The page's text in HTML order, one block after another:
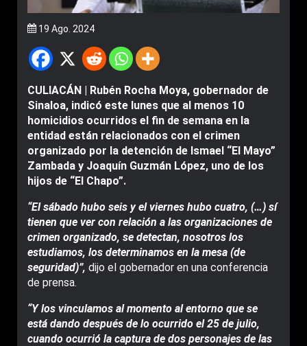
19 Ago. 2024
CULIACÁN | Rubén Rocha Moya, gobernador de
Sinaloa, indicó este lunes que al menos 10
homicidios ocurridos el fin de semana en la
entidad están relacionados con el crimen
organizado por la detención de Ismael “El Mayo”
Zambada y Joaquín Guzmán López, uno de los
hijos de “El Chapo”.
“El sábado hubo seis y el viernes hubo cuatro, (…) sí
tienen que ver con relación a las organizaciones de
crimen organizado, se detectan, nosotros los
estudiamos, los determinamos en la mesa (de
seguridad)”, dijo el gobernador en una conferencia
de prensa.
“Y los vinculamos al momento al entorno que se
está dando después de lo ocurrido el 25 de julio,
cuando ocurrió la captura de dos personajes de las